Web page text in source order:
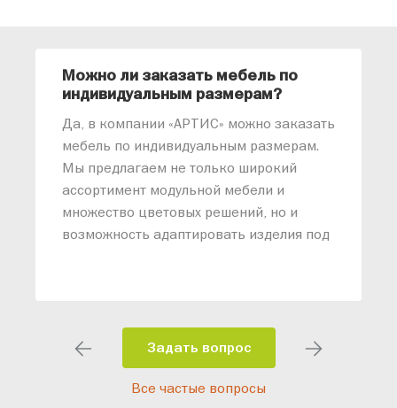
Можно ли заказать мебель по
индивидуальным размерам?
Да, в компании «АРТИС» можно заказать
мебель по индивидуальным размерам.
Мы предлагаем не только широкий
ассортимент модульной мебели и
множество цветовых решений, но и
возможность адаптировать изделия под
помещения и личные пожелания.
Благодаря современному
высокотехнологичному оборудованию
Задать вопрос
Все частые вопросы